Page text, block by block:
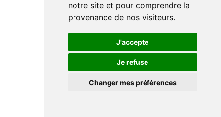
notre site et pour comprendre la
provenance de nos visiteurs.
J'accepte
Je refuse
Changer mes préférences